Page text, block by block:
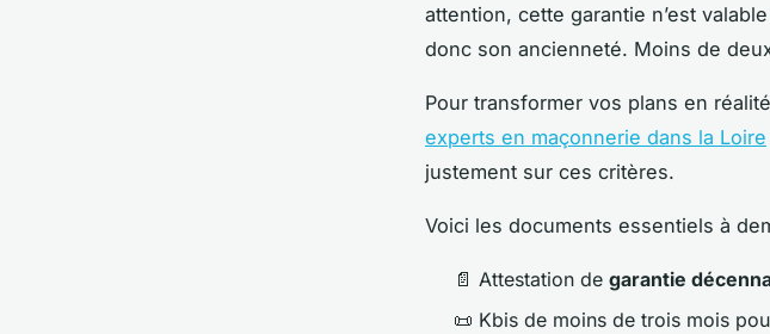
attention, cette garantie n’est
donc son ancienneté. Moins de
Pour transformer vos plans en
experts en maçonnerie dans la Loire
justement sur ces critères.
Voici les documents essentiels à
📄 Attestation de garantie
📜 Kbis de moins de trois mois